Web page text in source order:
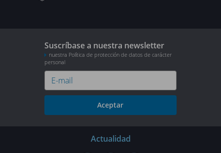
Suscríbase a nuestra newsletter
nuestra Política de protección de datos de carácter
personal
Aceptar
Actualidad